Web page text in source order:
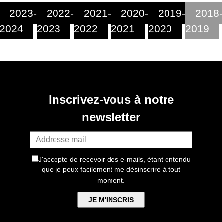
2023-
2024
2022-
2023
2021-
2022
2020-
2021
2019-
2020
2018-
2019
Inscrivez-vous à notre
newsletter
J'accepte de recevoir des e-mails, étant entendu
que je peux facilement me désinscrire à tout
moment.